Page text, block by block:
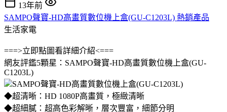
13年前
SAMPO聲寶-HD高畫質數位機上盒(GU-C1203L) 熱銷產品
生活家電
===>立即點圖看詳細介紹<===
網友評鑑5顆星：SAMPO聲寶-HD高畫質數位機上盒(GU-
C1203L)
SAMPO聲寶-HD高畫質數位機上盒(GU-C1203L)
◆超清晰：HD 1080P高畫質，極緻清晰
◆超細膩：超高色彩解晰，層次豐富，細節分明